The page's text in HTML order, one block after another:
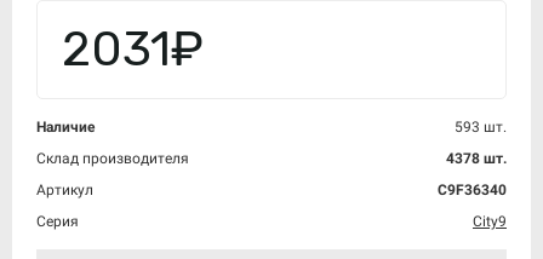
2031₽
Наличие
593 шт.
Склад производителя
4378 шт.
Артикул
C9F36340
Серия
City9